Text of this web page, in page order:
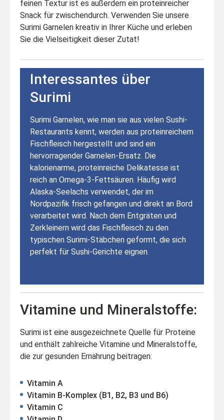
feinen Textur ist es außerdem ein proteinreicher
Snack für zwischendurch. Verwenden Sie unsere
Surimi Garnelen kreativ in Ihrer Küche und erleben
Sie die Vielseitigkeit dieser Zutat!
Interessantes über
Surimi
Surimi Garnelen, wie man sie aus vielen Sushi-
Restaurants kennt, werden aus proteinreichem
Fischfleisch hergestellt und sind ein
hervorragender Garnelen-Ersatz. Die
kalorienarme, proteinreiche Delikatesse ist
reich an Omega-3-Fettsäuren. Häufig wird
Alaska-Seelachs verwendet, der im
Nordpazifik frisch gefangen und direkt an Bord
verarbeitet wird. Nach dem Entgräten und
Zerkleinern wird das Fischfleisch zu den
typischen Surimi-Stäbchen geformt, die sich
perfekt für Sushi-Gerichte eignen.
Vitamine und Mineralstoffe:
Surimi ist eine ausgezeichnete Quelle für Proteine
und enthält zahlreiche Vitamine und Mineralstoffe,
die zur gesunden Ernährung beitragen:
Vitamin A
Vitamin B-Komplex (B1, B2, B3 und B6)
Vitamin C